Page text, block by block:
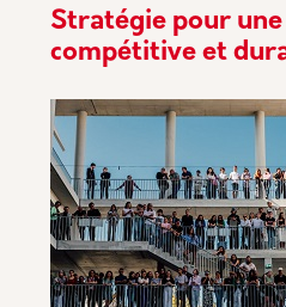
Stratégie pour
compétitive et